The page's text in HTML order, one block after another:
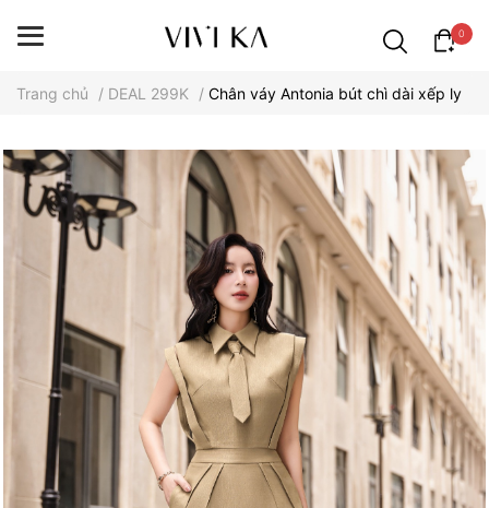
0
Trang chủ / DEAL 299K / Chân váy Antonia bút chì dài xếp ly